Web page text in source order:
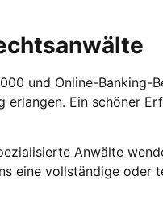
und Online-Banking-
erlangen. Ein schöner
Anwälte
eine vollständige oder